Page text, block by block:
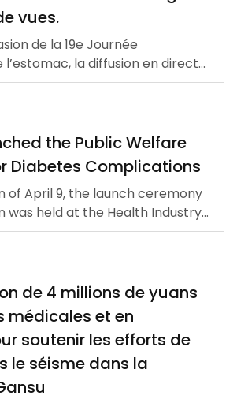
vues.
de la 19e Journée
la diffusion en direct
d’intérêt public
la nation », organisée par
intégrative holistique de
par Longfengtang, s’est tenue
en direct a invité des
du domaine digestif en Chine,
sur la prévalence et la
the Public Welfare
Diabetes Complications
of April 9, the launch ceremony
was held at the Health Industry
Forum during the 2024
the launch of Tanglin
YRPG themed the campaign
Feelings More Real.' The
raise awareness of diabetes
assist more patients in early
treatment for early benefits,
publ
de 4 millions de yuans
médicales et en
soutenir les efforts de
le séisme dans la